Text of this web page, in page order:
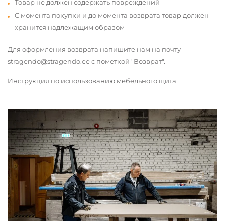
Товар не должен содержать повреждений
С момента покупки и до момента возврата товар должен
хранится надлежащим образом
Для оформления возврата напишите нам на почту
stragendo@stragendo.ee с пометкой "Возврат".
Инструкция по использованию мебельного щита